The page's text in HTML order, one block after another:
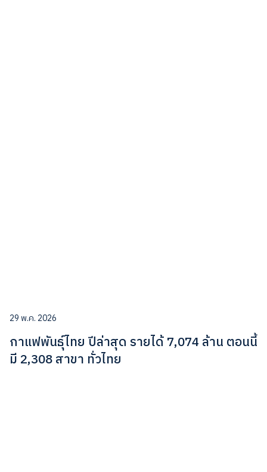
29 พ.ค. 2026
กาแฟพันธ์ุไทย ปีล่าสุด รายได้ 7,074 ล้าน ตอนนี้
มี 2,308 สาขา ทั่วไทย